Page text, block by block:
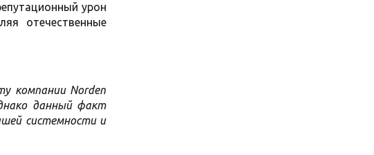
урон
отечественные
компании Norden
данный факт
системности и